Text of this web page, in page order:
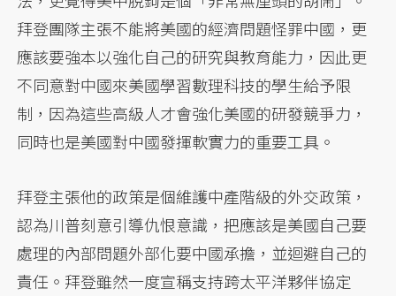
拜登團隊主張不能將美國的經濟問題怪罪中國，更
應該要強本以強化自己的研究與教育能力，因此更
不同意對中國來美國學習數理科技的學生給予限
制，因為這些高級人才會強化美國的研發競爭力，
同時也是美國對中國發揮軟實力的重要工具。
拜登主張他的政策是個維護中產階級的外交政策，
認為川普刻意引導仇恨意識，把應該是美國自己要
處理的內部問題外部化要中國承擔，並迴避自己的
責任。拜登雖然一度宣稱支持跨太平洋夥伴協定